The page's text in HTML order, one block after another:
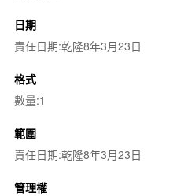
日期
責任日期:乾隆8年3月23日
格式
數量:1
範圍
責任日期:乾隆8年3月23日
管理權